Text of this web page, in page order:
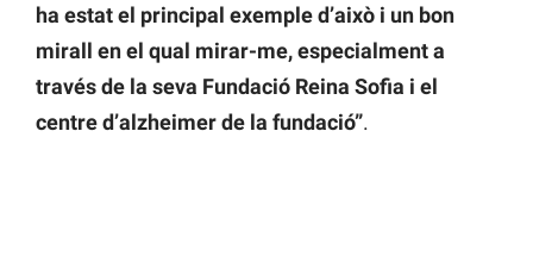
ha estat el principal exemple d’això i un bon
mirall en el qual mirar-me, especialment a
través de la seva Fundació Reina Sofia i el
centre d’alzheimer de la fundació”.